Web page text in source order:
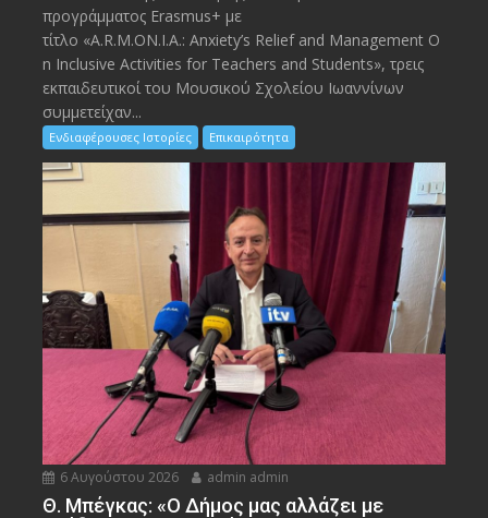
προγράμματος Erasmus+ με
τίτλο «A.R.M.ON.I.A.: Anxiety’s Relief and Management O
n Inclusive Activities for Teachers and Students», τρεις
εκπαιδευτικοί του Μουσικού Σχολείου Ιωαννίνων
συμμετείχαν...
Ενδιαφέρουσες Ιστορίες Επικαιρότητα
6 Αυγούστου 2026 admin admin
Θ. Μπέγκας: «Ο Δήμος μας αλλάζει με